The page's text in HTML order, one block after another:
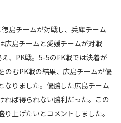
島チームが対戦し、兵庫チーム
広島チームと愛媛チームが対戦
、PK戦。5-5のPK戦では決着が
のむPK戦の結果、広島チームが優
なりました。優勝した広島チーム
れば得られない勝利だった。この
上げたいとコメントしました。